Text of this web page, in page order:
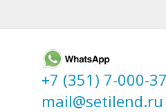
+7 (351) 7-000-
mail@setilend.ru